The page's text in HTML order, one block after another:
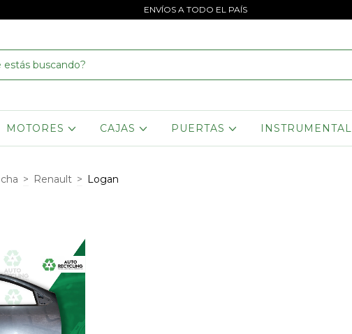
ENVÍOS A TODO EL PAÍS
MOTORES CAJAS PUERTAS INSTRUMENTAL
> Renault > Logan